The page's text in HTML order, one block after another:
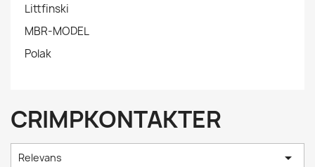
Littfinski
MBR-MODEL
Polak
CRIMPKONTAKTER
Relevans 